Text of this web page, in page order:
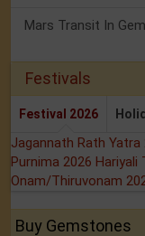
Festivals
Festival 2026
Jagannath Rath Yatra
Purnima 2026 Hariyali
Onam/Thiruvonam
Buy Gemstones